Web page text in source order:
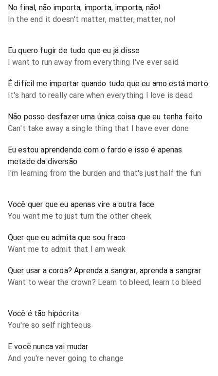
No final, não importa, importa, importa, não!
In the end it doesn't matter, matter, matter, no!
Eu quero fugir de tudo que eu já disse
I want to run away from everything I've ever said
É difícil me importar quando tudo que eu amo está morto
It's hard to really care when everything I love is dead
Não posso desfazer uma única coisa que eu tenha feito
Can't take away a single thing that I have ever done
Eu estou aprendendo com o fardo e isso é apenas
metade da diversão
I'm learning from the burden and that's just half the fun
Você quer que eu apenas vire a outra face
You want me to just turn the other cheek
Quer que eu admita que sou fraco
Want me to admit that I am weak
Quer usar a coroa? Aprenda a sangrar, aprenda a sangrar
Want to wear the crown? Learn to bleed, learn to bleed
Você é tão hipócrita
You're so self righteous
E você nunca vai mudar
And you're never going to change